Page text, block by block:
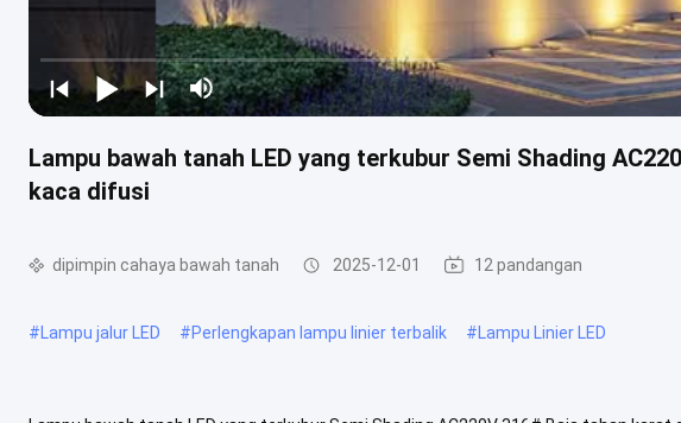
Lampu bawah tanah LED yang terkubur Semi Shading
kaca difusi
dipimpin cahaya bawah tanah 2025-12-01 12 pandangan
#Lampu jalur LED #Perlengkapan lampu linier terbalik #Lampu Linier LED